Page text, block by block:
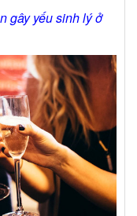
gây yếu sinh lý ở